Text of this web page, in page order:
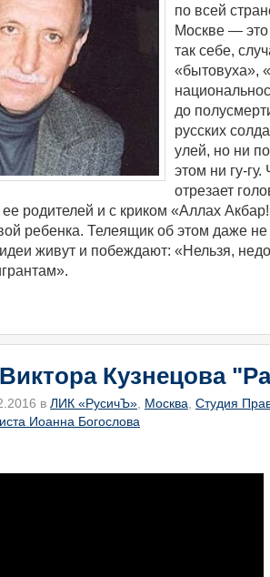
по всей
Москве —
так себе,
«бытовуха»,
до
русских
улей, но ни
этом ни гу-
отрезает
ее родителей и с криком «Аллах
ребенка. Телеящик об этом даже
живут и побеждают: «Нельзя,
Кузнецова
в ЛИК «РусичЪ» Москва Студия
Иоанна Богослова